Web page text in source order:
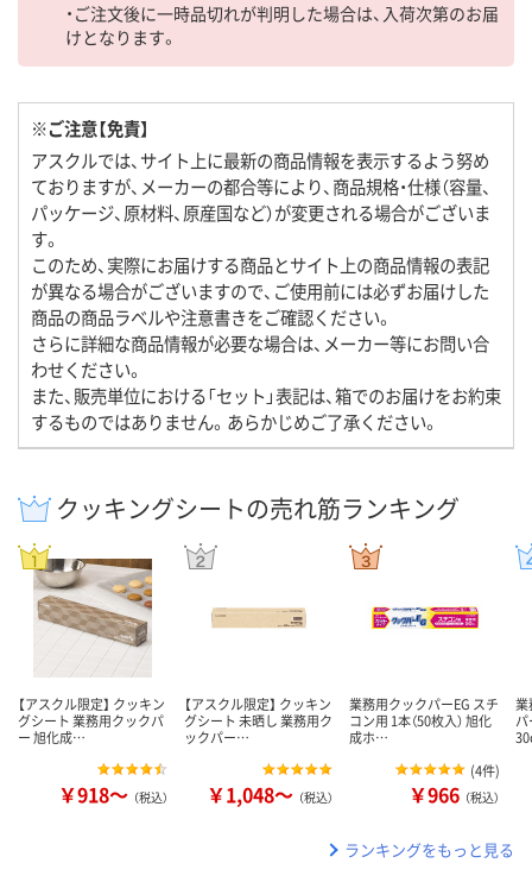
・ご注文後に一時品切れが判明した場合は、入荷次第のお届
けとなります。
※ご注意【免責】
アスクルでは、サイト上に最新の商品情報を表示するよう努め
ておりますが、メーカーの都合等により、商品規格・仕様（容量、
パッケージ、原材料、原産国など）が変更される場合がございま
す。
このため、実際にお届けする商品とサイト上の商品情報の表記
が異なる場合がございますので、ご使用前には必ずお届けした
商品の商品ラベルや注意書きをご確認ください。
さらに詳細な商品情報が必要な場合は、メーカー等にお問い合
わせください。
また、販売単位における「セット」表記は、箱でのお届けをお約束
するものではありません。あらかじめご了承ください。
クッキングシートの売れ筋ランキング
【アスクル限定】 クッキン
グシート 業務用クックパ
ー 旭化成…
￥918～ （税込）
【アスクル限定】 クッキン
グシート 未晒し 業務用ク
ックパー…
￥1,048～ （税込）
業務用クックパーEG スチ
コン用 1本（50枚入） 旭化
成ホ…
(4件)
￥966 （税込）
業
ランキングをもっと見る